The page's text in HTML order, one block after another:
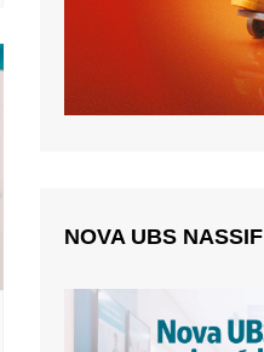
NOVA UBS NASSIF